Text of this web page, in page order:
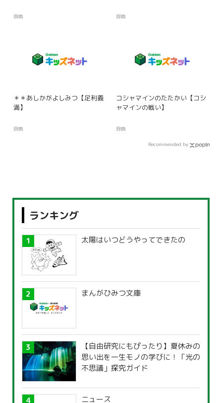
辞典 辞典
＊＊あしかがよしみつ【足利義
満】
辞典
コシャマインのたたかい【コシ
ャマインの戦い】
辞典
Recommended by
ランキング
太陽はいつどうやってできたの
まんがひみつ文庫
【自由研究にもぴったり】夏休みの
思い出を一生モノの学びに！「光の
不思議」探究ガイド
ニュース